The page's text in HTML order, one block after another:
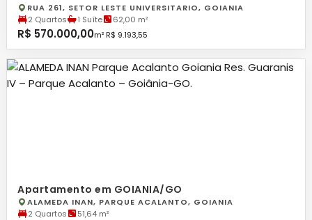
RUA 261, SETOR LESTE UNIVERSITARIO, GOIANIA
2 Quartos
1 Suíte 62,00 m²
R$ 570.000,00m² R$ 9.193,55
Apartamento em GOIANIA/GO
ALAMEDA INAN, PARQUE ACALANTO, GOIANIA
2 Quartos
51,64 m²